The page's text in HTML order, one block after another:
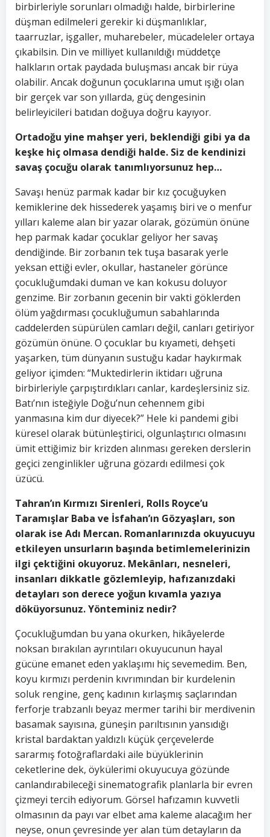
birbirleriyle sorunları olmadığı halde, birbirlerine
düşman edilmeleri gerekir ki düşmanlıklar,
taarruzlar, işgaller, muharebeler, mücadeleler ortaya
çıkabilsin. Din ve milliyet kullanıldığı müddetçe
halkların ortak paydada buluşması ancak bir rüya
olabilir. Ancak doğunun çocuklarına umut ışığı olan
bir gerçek var son yıllarda, güç dengesinin
belirleyicileri batıdan doğuya doğru kayıyor.
Ortadoğu yine mahşer yeri, beklendiği gibi ya da
keşke hiç olmasa dendiği halde. Siz de kendinizi
savaş çocuğu olarak tanımlıyorsunuz hep…
Savaşı henüz parmak kadar bir kız çocuğuyken
kemiklerine dek hissederek yaşamış biri ve o menfur
yılları kaleme alan bir yazar olarak, gözümün önüne
hep parmak kadar çocuklar geliyor her savaş
dendiğinde. Bir zorbanın tek tuşa basarak yerle
yeksan ettiği evler, okullar, hastaneler görünce
çocukluğumdaki duman ve kan kokusu doluyor
genzime. Bir zorbanın gecenin bir vakti göklerden
ölüm yağdırması çocukluğumun sabahlarında
caddelerden süpürülen camları değil, canları getiriyor
gözümün önüne. O çocuklar bu kıyameti, dehşeti
yaşarken, tüm dünyanın sustuğu kadar haykırmak
geliyor içimden: “Muktedirlerin iktidarı uğruna
birbirleriyle çarpıştırdıkları canlar, kardeşlersiniz siz.
Batı’nın isteğiyle Doğu’nun cehennem gibi
yanmasına kim dur diyecek?” Hele ki pandemi gibi
küresel olarak bütünleştirici, olgunlaştırıcı olmasını
ümit ettiğimiz bir krizden alınması gereken derslerin
geçici zenginlikler uğruna gözardı edilmesi çok
üzücü.
Tahran’ın Kırmızı Sirenleri, Rolls Royce’u
Taramışlar Baba ve İsfahan’ın Gözyaşları, son
olarak ise Adı Mercan. Romanlarınızda okuyucuyu
etkileyen unsurların başında betimlemelerinizin
ilgi çektiğini okuyoruz. Mekânları, nesneleri,
insanları dikkatle gözlemleyip, hafızanızdaki
detayları son derece yoğun kıvamla yazıya
döküyorsunuz. Yönteminiz nedir?
Çocukluğumdan bu yana okurken, hikâyelerde
noksan bırakılan ayrıntıları okuyucunun hayal
gücüne emanet eden yaklaşımı hiç sevemedim. Ben,
koyu kırmızı perdenin kıvrımından bir kurdelenin
soluk rengine, genç kadının kırlaşmış saçlarından
ferforje trabzanlı beyaz mermer tarihi bir merdivenin
basamak sayısına, güneşin parıltısının yansıdığı
kristal bardaktan yaldızlı küçük çerçevelerde
sararmış fotoğraflardaki aile büyüklerinin
ceketlerine dek, öykülerimi okuyucuya gözünde
canlandırabileceği sinematografik planlarla bir evren
çizmeyi tercih ediyorum. Görsel hafızamın kuvvetli
olmasının da payı var elbet ama kaleme alacağım her
neyse, onun çevresinde yer alan tüm detayların da